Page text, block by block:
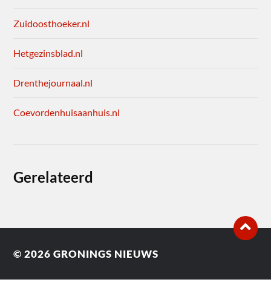
Zuidoosthoeker.nl
Hetgezinsblad.nl
Drenthejournaal.nl
Coevordenhuisaanhuis.nl
Gerelateerd
© 2026GRONINGS NIEUWS